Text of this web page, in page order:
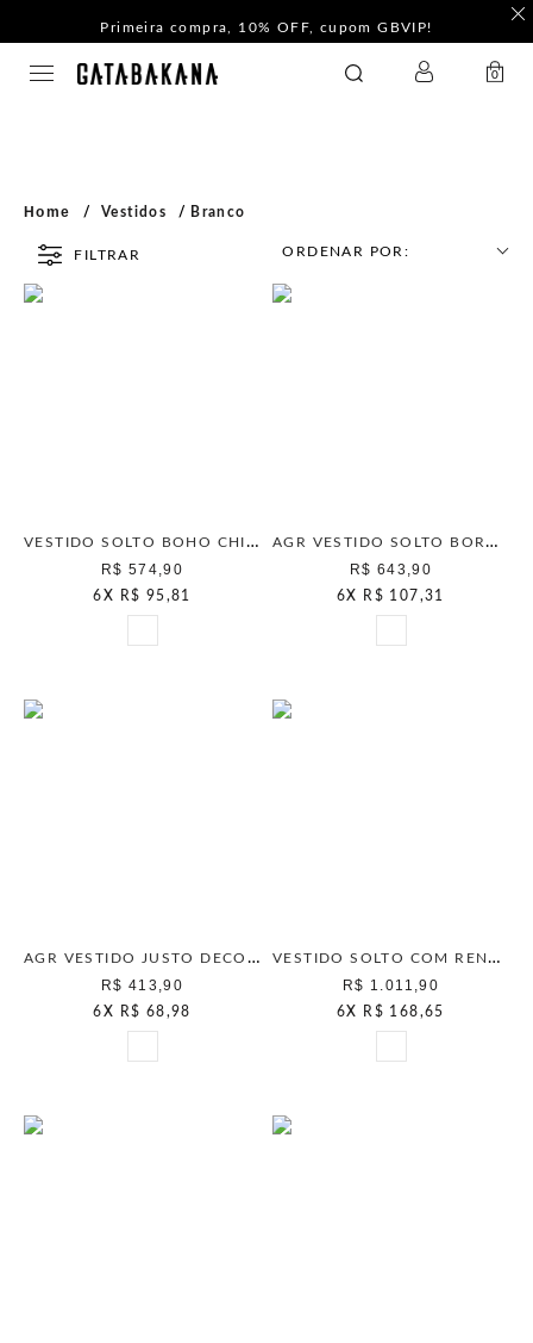
Primeira compra, 10% OFF, cupom GBVIP!
GATABAKANA 0
Home Vestidos Branco
FILTRAR ORDENAR POR:
VESTIDO SOLTO BOHO CHIC OFF WHITE
R$ 574,90
6 X R$ 95,81
AGR VESTIDO SOLTO BORDADO OFF WHITE
R$ 643,90
6X R$ 107,31
AGR VESTIDO JUSTO DECOTE COSTA OFF WHITE
R$ 413,90
6 X R$ 68,98
VESTIDO SOLTO COM RENDAS OFF WHITE
R$ 1.011,90
6X R$ 168,65